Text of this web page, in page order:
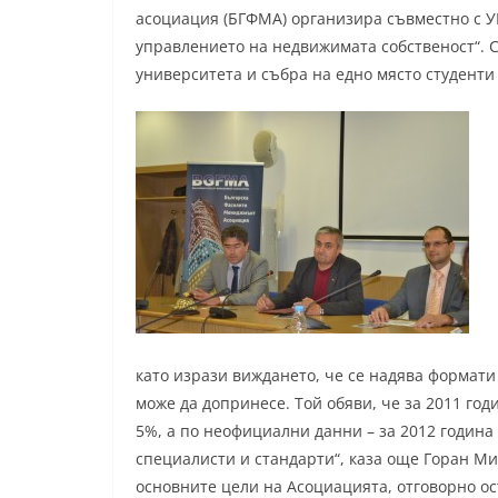
асоциация (БГФМА) организира съвместно с
управлението на недвижимата
университета и събра на едно място
като изрази виждането, че се надява
може да допринесе. Той обяви, че за 2011
5%, а по неофициални данни – за 2012
специалисти и стандарти“, каза още Горан
основните цели на Асоциацията, отговорно